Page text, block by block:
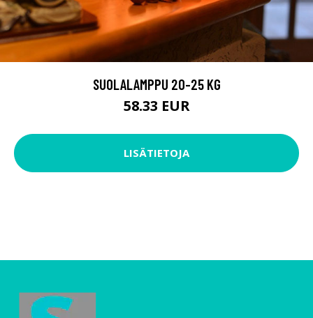
SUOLALAMPPU 20-25 KG
58.33 EUR
LISÄTIETOJA